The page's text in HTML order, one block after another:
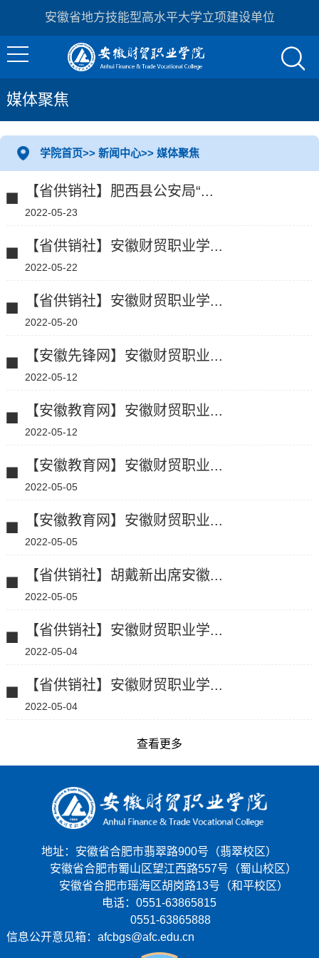
安徽省地方技能型高水平大学立项建设单位
媒体聚焦
学院首页>> 新闻中心>> 媒体聚焦
【省供销社】肥西县公安局“...
2022-05-23
【省供销社】安徽财贸职业学...
2022-05-22
【省供销社】安徽财贸职业学...
2022-05-20
【安徽先锋网】安徽财贸职业...
2022-05-12
【安徽教育网】安徽财贸职业...
2022-05-12
【安徽教育网】安徽财贸职业...
2022-05-05
【安徽教育网】安徽财贸职业...
2022-05-05
【省供销社】胡戴新出席安徽...
2022-05-05
【省供销社】安徽财贸职业学...
2022-05-04
【省供销社】安徽财贸职业学...
2022-05-04
查看更多
地址：安徽省合肥市翡翠路900号（翡翠校区）
安徽省合肥市蜀山区望江西路557号（蜀山校区）
安徽省合肥市瑶海区胡岗路13号（和平校区）
电话：0551-63865815
0551-63865888
信息公开意见箱：afcbgs@afc.edu.cn